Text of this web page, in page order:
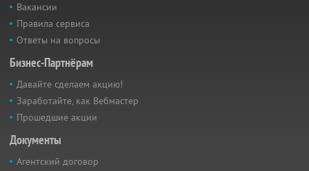
Вакансии
Правила сервиса
Ответы на вопросы
Бизнес-Партнёрам
Давайте сделаем акцию!
Заработайте, как Вебмастер
Прошедшие акции
Документы
Агентский договор